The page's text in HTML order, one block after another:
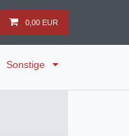
0,00 EUR
Sonstige